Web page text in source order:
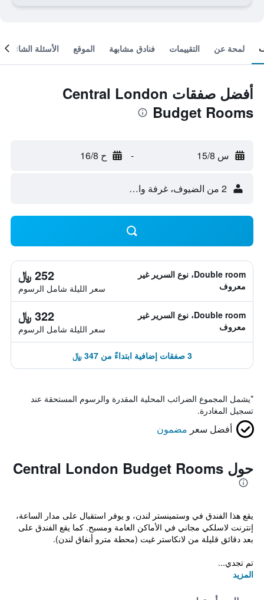
لمحة عن التقييمات فنادق مشابهة الموقع الأسئلة الشائعة
أفضل صفقات Central London
Budget Rooms
س 15/8 - ح 16/8
2 من الضيوف، غرفة واحدة
Double room، نوع السرير غير
معروف
252 ﷼
سعر الليلة شامل الرسوم
Double room، نوع السرير غير
معروف
322 ﷼
سعر الليلة شامل الرسوم
3 صفقات إضافية ابتداءً من 347 ﷼
*يشمل المجموع الضرائب المحلية المقدرة والرسوم المستحقة عند
تسجيل المغادرة.
أفضل سعر مضمون
حول Central London Budget Rooms
يقع هذا الفندق في وستمينستر لندن، و يوفر استقبال على مدار الساعة،
إنترنت لاسلكي مجاني في الأماكن العامة ومسبح. كما يقع الفندق على
بعد دقائق قليلة من لانكاستر غيت (محطة مترو أنفاق لندن).
تم تجدي...
المزيد